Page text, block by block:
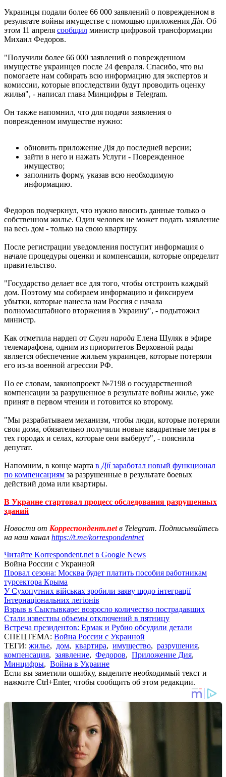
Украинцы подали более 66 000 заявлений о поврежденном в
результате войны имуществе с помощью приложения Дія. Об
этом 11 апреля сообщил министр цифровой трансформации
Михаил Федоров.
"Получили более 66 000 заявлений о поврежденном
имуществе украинцев после 24 февраля. Спасибо, что вы
помогаете нам собирать всю информацию для экспертов и
комиссии, которые впоследствии будут проводить оценку
жилья", - написал глава Минцифры в Telegram.
Он также напомнил, что для подачи заявления о
поврежденном имуществе нужно:
обновить приложение Дія до последней версии;
зайти в него и нажать Услуги - Поврежденное
имущество;
заполнить форму, указав всю необходимую
информацию.
Федоров подчеркнул, что нужно вносить данные только о
собственном жилье. Один человек не может подать заявление
на весь дом - только на свою квартиру.
После регистрации уведомления поступит информация о
начале процедуры оценки и компенсации, которые определит
правительство.
"Государство делает все для того, чтобы отстроить каждый
дом. Поэтому мы собираем информацию и фиксируем
убытки, которые нанесла нам Россия с начала
полномасштабного вторжения в Украину", - подытожил
министр.
Как отметила нардеп от Слуги народа Елена Шуляк в эфире
телемарафона, одним из приоритетов Верховной рады
является обеспечение жильем украинцев, которые потеряли
его из-за военной агрессии РФ.
По ее словам, законопроект №7198 о государственной
компенсации за разрушенное в результате войны жилье, уже
принят в первом чтении и готовится ко второму.
"Мы разрабатываем механизм, чтобы люди, которые потеряли
свои дома, обязательно получили новые квадратные метры в
тех городах и селах, которые они выберут", - пояснила
депутат.
Напомним, в конце марта в Діїзаработал новый функционал
по компенсациям за разрушенные в результате боевых
действий дома или квартиры.
В Украине стартовал процесс обследования разрушенных
зданий
Новости от Корреспондент.netв Telegram. Подписывайтесь
на наш канал https://t.me/korrespondentnet
Читайте Korrespondent.net в Google News
Война России с Украиной
Провал сезона: Москва будет платить пособия работникам
турсектора Крыма
У Сухопутних військах зробили заяву щодо інтеграції
Інтернаціональних легіонів
Взрыв в Сыктывкаре: возросло количество пострадавших
Стали известны объемы отключений в пятницу
Встреча президентов: Ермак и Рубио обсудили детали
СПЕЦТЕМА: Война России с Украиной
ТЕГИ: жилье, дом, квартира, имущество, разрушения,
компенсация, заявление, Федоров, Приложение Дия,
Минцифры, Война в Украине
Если вы заметили ошибку, выделите необходимый текст и
нажмите Ctrl+Enter, чтобы сообщить об этом редакции.